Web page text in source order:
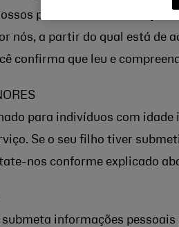
prestadores de serviços
nós, a partir do qual está de
confirma que leu e
para indivíduos com
Se o seu filho tiver
nos conforme explicado
submeta informações